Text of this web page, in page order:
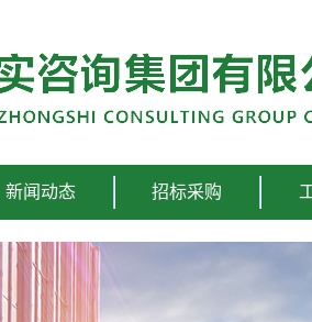
新闻动态 招标采购